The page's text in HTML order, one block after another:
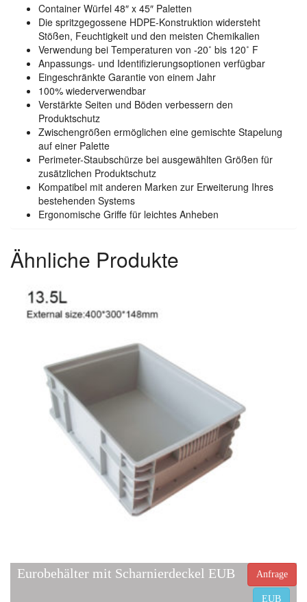
Container Würfel 48″ x 45″ Paletten
Die spritzgegossene HDPE-Konstruktion widersteht
Stößen, Feuchtigkeit und den meisten Chemikalien
Verwendung bei Temperaturen von -20˚ bis 120˚ F
Anpassungs- und Identifizierungsoptionen verfügbar
Eingeschränkte Garantie von einem Jahr
100% wiederverwendbar
Verstärkte Seiten und Böden verbessern den
Produktschutz
Zwischengrößen ermöglichen eine gemischte Stapelung
auf einer Palette
Perimeter-Staubschürze bei ausgewählten Größen für
zusätzlichen Produktschutz
Kompatibel mit anderen Marken zur Erweiterung Ihres
bestehenden Systems
Ergonomische Griffe für leichtes Anheben
Ähnliche Produkte
Eurobehälter mit Scharnierdeckel EUB Anfrage
EUB